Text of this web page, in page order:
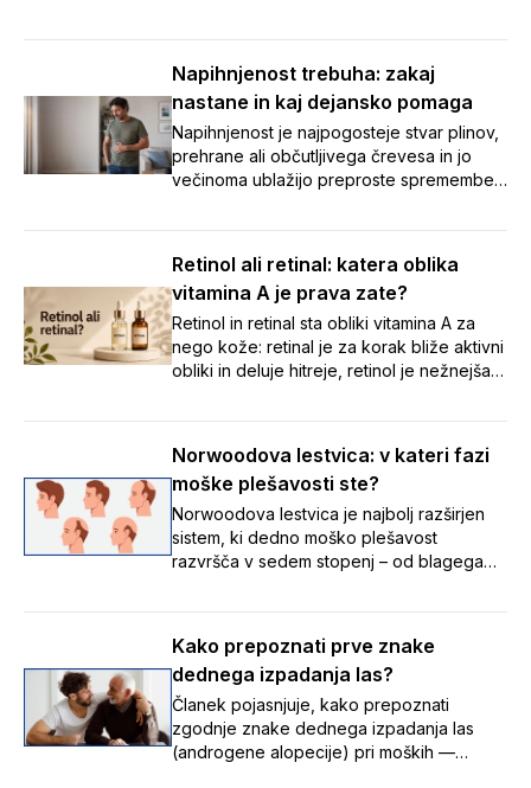
Napihnjenost, zaprtje in potovalna driska
spremljevalci. V članku smo zbrali sedem
preprostih nasvetov, s katerimi boste tudi
na poti poskrbeli za urejeno prebavo in
brezskrben oddih. 🌞
Napihnjenost trebuha: zakaj
nastane in kaj dejansko pomaga
Napihnjenost je najpogosteje stvar plinov,
prehrane ali občutljivega črevesa in jo
večinoma ublažijo preproste spremembe
pa je varneje čim prej k zdravniku kot
Retinol ali retinal: katera oblika
vitamina A je prava zate?
Retinol in retinal sta obliki vitamina A za
nego kože: retinal je za korak bliže aktivni
obliki in deluje hitreje, retinol je nežnejša
prava za vašo kožo.
Norwoodova lestvica: v kateri fazi
moške plešavosti ste?
Norwoodova lestvica je najbolj razširjen
sistem, ki dedno moško plešavost
razvršča v sedem stopenj – od blagega
redčenja las – ter tako pomaga
nekdo nahaja, in spremljati spremembe
skozi čas.
Kako prepoznati prve znake
dednega izpadanja las?
Članek pojasnjuje, kako prepoznati
zgodnje znake dednega izpadanja las
(androgene alopecije) pri moških —